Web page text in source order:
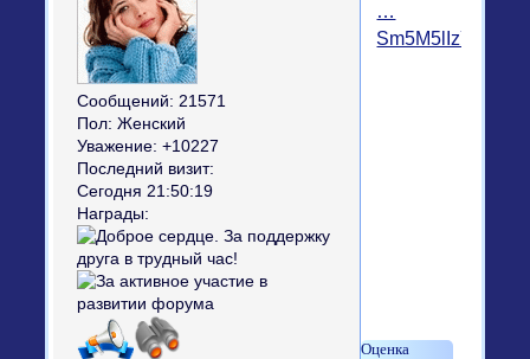
Сообщений: 21571
Пол: Женский
Уважение: +10227
Последний визит:
Сегодня 21:50:19
Награды:
…
Sm5M5lIzYA